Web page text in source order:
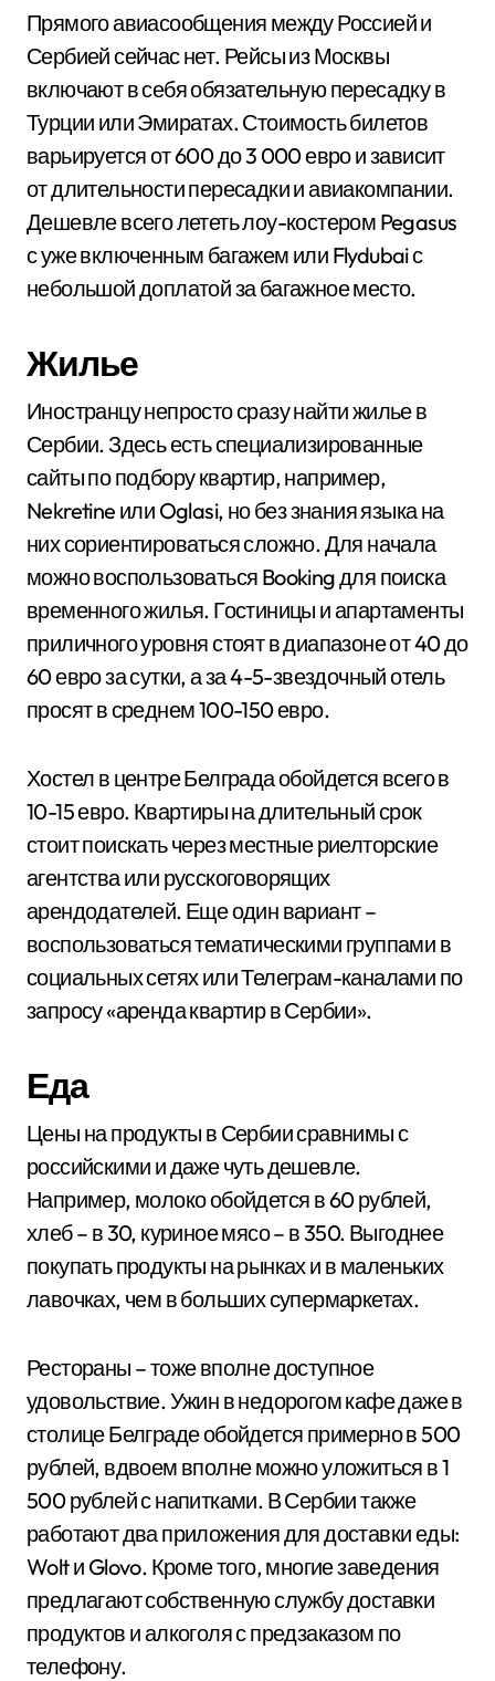
Прямого авиасообщения между Россией и
Сербией сейчас нет. Рейсы из Москвы
включают в себя обязательную пересадку в
Турции или Эмиратах. Стоимость билетов
варьируется от 600 до 3 000 евро и зависит
от длительности пересадки и авиакомпании.
Дешевле всего лететь лоу-костером Pegasus
с уже включенным багажем или Flydubai с
небольшой доплатой за багажное место.
Жилье
Иностранцу непросто сразу найти жилье в
Сербии. Здесь есть специализированные
сайты по подбору квартир, например,
Nekretine или Oglasi, но без знания языка на
них сориентироваться сложно. Для начала
можно воспользоваться Booking для поиска
временного жилья. Гостиницы и апартаменты
приличного уровня стоят в диапазоне от 40 до
60 евро за сутки, а за 4-5-звездочный отель
просят в среднем 100-150 евро.
Хостел в центре Белграда обойдется всего в
10-15 евро. Квартиры на длительный срок
стоит поискать через местные риелторские
агентства или русскоговорящих
арендодателей. Еще один вариант –
воспользоваться тематическими группами в
социальных сетях или Телеграм-каналами по
запросу «аренда квартир в Сербии».
Еда
Цены на продукты в Сербии сравнимы с
российскими и даже чуть дешевле.
Например, молоко обойдется в 60 рублей,
хлеб – в 30, куриное мясо – в 350. Выгоднее
покупать продукты на рынках и в маленьких
лавочках, чем в больших супермаркетах.
Рестораны – тоже вполне доступное
удовольствие. Ужин в недорогом кафе даже в
столице Белграде обойдется примерно в 500
рублей, вдвоем вполне можно уложиться в 1
500 рублей с напитками. В Сербии также
работают два приложения для доставки еды:
Wolt и Glovo. Кроме того, многие заведения
предлагают собственную службу доставки
продуктов и алкоголя с предзаказом по
телефону.